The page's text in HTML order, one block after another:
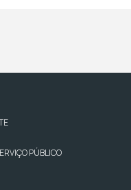
PÚBLICO